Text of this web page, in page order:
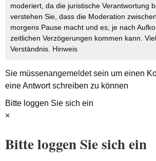
moderiert, da die juristische Verantwortung
verstehen Sie, dass die Moderation
morgens Pause macht und es, je nach
zeitlichen Verzögerungen kommen kann.
Verständnis. Hinweis
Sie müssenangemeldetsein um einen
eine Antwort schreiben zu können
Bitte loggen Sie sich ein
×
Bitte loggen Sie sich ein